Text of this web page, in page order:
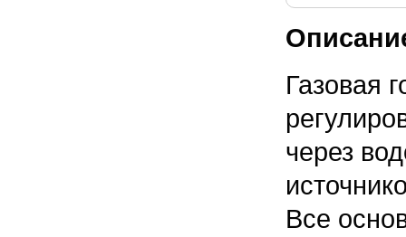
Газовая
через
Все